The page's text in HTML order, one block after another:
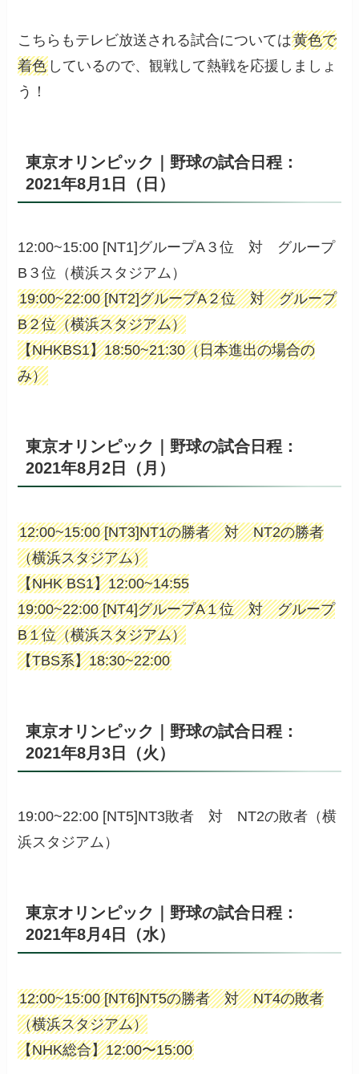
こちらもテレビ放送される試合については黄色で
着色 しているので、観戦して熱戦を応援しましょ
う！
東京オリンピック｜野球の試合日程：
2021年8月1日（日）
12:00~15:00 [NT1]グループA３位 対 グループ
B３位（横浜スタジアム）
19:00~22:00 [NT2]グループA２位 対 グループ
B２位（横浜スタジアム）
【NHKBS1】18:50~21:30（日本進出の場合の
み）
東京オリンピック｜野球の試合日程：
2021年8月2日（月）
12:00~15:00 [NT3]NT1の勝者 対 NT2の勝者
（横浜スタジアム）
【NHK BS1】12:00~14:55
19:00~22:00 [NT4]グループA１位 対 グループ
B１位（横浜スタジアム）
【TBS系】18:30~22:00
東京オリンピック｜野球の試合日程：
2021年8月3日（火）
19:00~22:00 [NT5]NT3敗者 対 NT2の敗者（横
浜スタジアム）
東京オリンピック｜野球の試合日程：
2021年8月4日（水）
12:00~15:00 [NT6]NT5の勝者 対 NT4の敗者
（横浜スタジアム）
【NHK総合】12:00〜15:00